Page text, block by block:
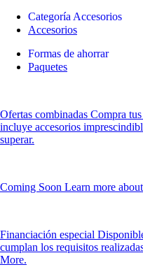
Categoría Accesorios
Accesorios
Formas de ahorrar
Paquetes
Ofertas combinadas Compra
incluye accesorios
superar.
Coming Soon Learn more
Financiación especial
cumplan los requisitos
More.